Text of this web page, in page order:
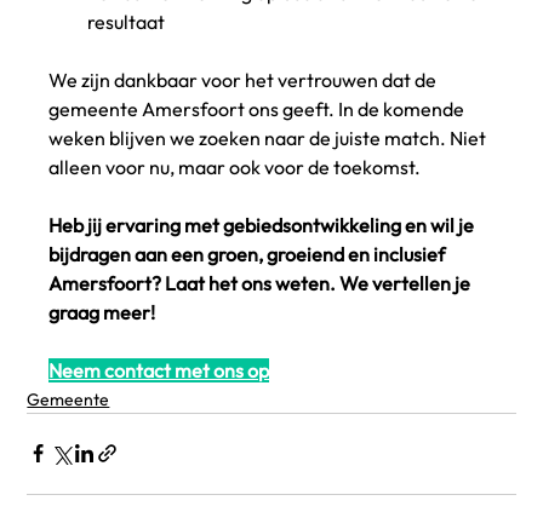
resultaat
We zijn dankbaar voor het vertrouwen dat de
gemeente Amersfoort ons geeft. In de komende
weken blijven we zoeken naar de juiste match. Niet
alleen voor nu, maar ook voor de toekomst.
Heb jij ervaring met gebiedsontwikkeling en wil je
bijdragen aan een groen, groeiend en inclusief
Amersfoort? Laat het ons weten. We vertellen je
graag meer!
Neem contact met ons op
Gemeente